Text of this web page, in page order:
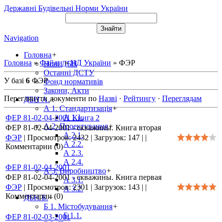
Державні Будівельні Норми України
Navigation
Головна+
Нові ДБН
Останні ДСТУ
Фонд нормативів
Закони, Акти
ДБН А.+
А 1. Стандартизація+
А 1.1.
А 2. Проектування+
А 2.1.
А 2.2.
А 2.3.
А 2.4.
А 3. Виробництво+
А 3.1.
А 3.2.
ДБН Б.+
Б 1. Містобудування+
Б 1.1.
Головна »Файли»НД України » ФЭР
У базі 6 ФЭР
Переглянути документи по Назві · Рейтингу · Переглядам
ФЕР 81-02-04-2001 Книга 2
ФЕР 81-02-04-2001 - скважины. Книга вторая
ФЭР | Просмотров: 2432 | Загрузок: 147 | |
Комментарии (0)
ФЕР 81-02-04-2001
ФЕР 81-02-04-2001 - скважины. Книга первая
ФЭР | Просмотров: 2301 | Загрузок: 143 | |
Комментарии (0)
ФЕР 81-02-03-2001